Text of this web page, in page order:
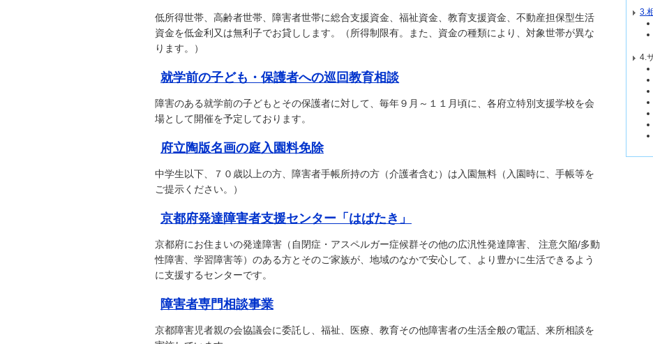
低所得世帯、高齢者世帯、障害者世帯に総合支援資金、福祉資金、教育支援資金、不動産担保型生活
資金を低金利又は無利子でお貸しします。（所得制限有。また、資金の種類により、対象世帯が異な
ります。）
就学前の子ども・保護者への巡回教育相談
障害のある就学前の子どもとその保護者に対して、毎年９月～１１月頃に、各府立特別支援学校を会
場として開催を予定しております。
府立陶版名画の庭入園料免除
中学生以下、７０歳以上の方、障害者手帳所持の方（介護者含む）は入園無料（入園時に、手帳等を
ご提示ください。）
京都府発達障害者支援センター「はばたき」
京都府にお住まいの発達障害（自閉症・アスペルガー症候群その他の広汎性発達障害、 注意欠陥/多動
性障害、学習障害等）のある方とそのご家族が、地域のなかで安心して、より豊かに生活できるよう
に支援するセンターです。
障害者専門相談事業
京都障害児者親の会協議会に委託し、福祉、医療、教育その他障害者の生活全般の電話、来所相談を
3.
4.